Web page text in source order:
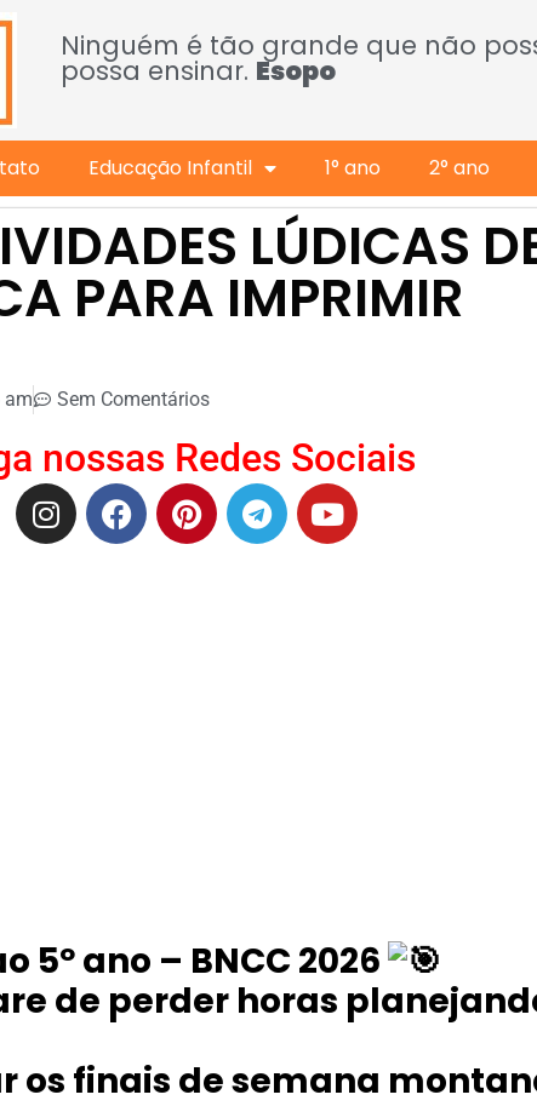
Ninguém é tão grande que não
possa ensinar. Esopo
Educação Infantil 1° ano 2° ano
LÚDICAS
PARA IMPRIMIR
am Sem Comentários
nossas Redes Sociais
5º ano – BNCC 2026
de perder horas
os finais de semana